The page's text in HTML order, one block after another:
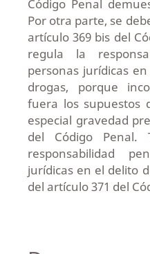
Código Penal
Por otra parte, se
artículo 369 bis del
regula la
personas jurídicas
drogas, porque
fuera los supuestos
especial gravedad
del Código Penal.
responsabilidad
jurídicas en el delito
del artículo 371 del